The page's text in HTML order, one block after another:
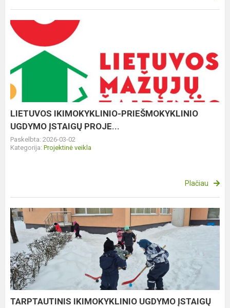
LIETUVOS
IKIMOKYKLINIO-
PRIEŠMOKYKLINIO
UGDYMO
ĮSTAIGŲ
PROJE...
LIETUVOS IKIMOKYKLINIO-PRIEŠMOKYKLINIO
UGDYMO ĮSTAIGŲ PROJE...
Paskelbta: 2026-03-02
Kategorija: Projektinė veikla
Plačiau
TARPTAUTINIS
IKIMOKYKLINIO
UGDYMO
ĮSTAIGŲ
PROJEKTAS
„IKIMOK...
TARPTAUTINIS IKIMOKYKLINIO UGDYMO ĮSTAIGŲ